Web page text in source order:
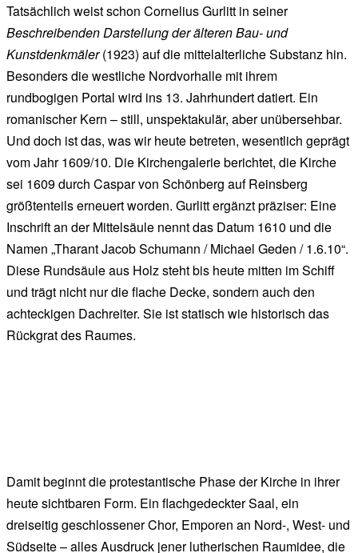
Tatsächlich weist schon Cornelius Gurlitt in seiner
Beschreibenden Darstellung der älteren Bau- und
Kunstdenkmäler(1923) auf die mittelalterliche Substanz hin.
Besonders die westliche Nordvorhalle mit ihrem
rundbogigen Portal wird ins 13. Jahrhundert datiert. Ein
romanischer Kern – still, unspektakulär, aber unübersehbar.
Und doch ist das, was wir heute betreten, wesentlich geprägt
vom Jahr 1609/10. Die Kirchengalerie berichtet, die Kirche
sei 1609 durch Caspar von Schönberg auf Reinsberg
größtenteils erneuert worden. Gurlitt ergänzt präziser: Eine
Inschrift an der Mittelsäule nennt das Datum 1610 und die
Namen „Tharant Jacob Schumann / Michael Geden / 1.6.10“.
Diese Rundsäule aus Holz steht bis heute mitten im Schiff
und trägt nicht nur die flache Decke, sondern auch den
achteckigen Dachreiter. Sie ist statisch wie historisch das
Rückgrat des Raumes.
Damit beginnt die protestantische Phase der Kirche in ihrer
heute sichtbaren Form. Ein flachgedeckter Saal, ein
dreiseitig geschlossener Chor, Emporen an Nord-, West- und
Südseite – alles Ausdruck jener lutherischen Raumidee, die